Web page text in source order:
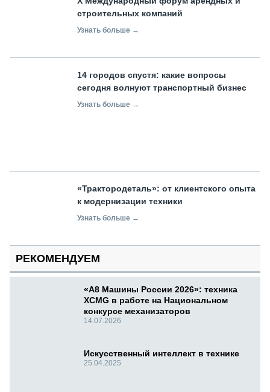
строительных компаний
Узнать больше →
14 городов спустя: какие вопросы
сегодня волнуют транспортный бизнес
Узнать больше →
«Трактородеталь»: от клиентского опыта
к модернизации техники
Узнать больше →
РЕКОМЕНДУЕМ
«А8 Машины России 2026»: техника
XCMG в работе на Национальном
конкурсе механизаторов
14.07.2026
Искусственный интеллект в технике
25.04.2025